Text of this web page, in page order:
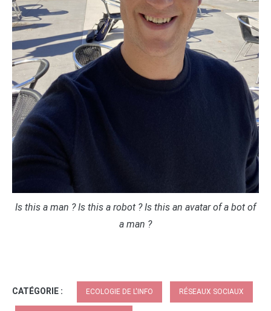
Is this a man ? Is this a robot ? Is this an avatar of a bot of
a man ?
CATÉGORIE : ECOLOGIE DE L'INFO RÉSEAUX SOCIAUX